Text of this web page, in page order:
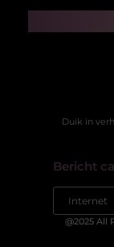
Duik in
Bericht
@2025 All